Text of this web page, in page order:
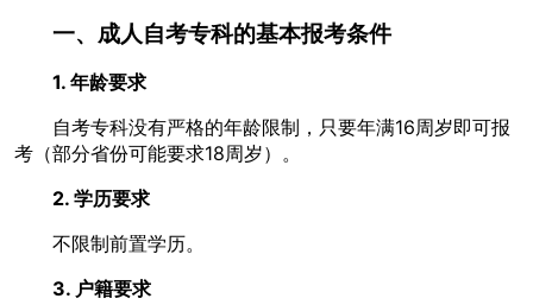
一、成人自考专科的基本报考条件
1. 年龄要求
自考专科没有严格的年龄限制，只要年满16周岁即可报
考（部分省份可能要求18周岁）。
2. 学历要求
不限制前置学历。
3. 户籍要求